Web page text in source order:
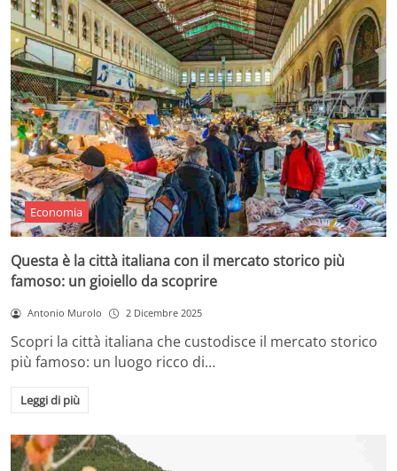
Economia
Questa è la città italiana con il mercato storico più
famoso: un gioiello da scoprire
Antonio Murolo 2 Dicembre 2025
Scopri la città italiana che custodisce il mercato storico
più famoso: un luogo ricco di…
Leggi di più